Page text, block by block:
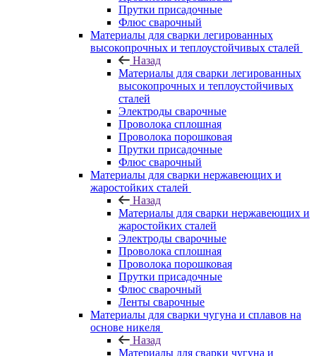
Прутки присадочные
Флюс сварочный
Материалы для сварки легированных
высокопрочных и теплоустойчивых сталей
Назад
Материалы для сварки легированных
высокопрочных и теплоустойчивых
сталей
Электроды сварочные
Проволока сплошная
Проволока порошковая
Прутки присадочные
Флюс сварочный
Материалы для сварки нержавеющих и
жаростойких сталей
Назад
Материалы для сварки нержавеющих и
жаростойких сталей
Электроды сварочные
Проволока сплошная
Проволока порошковая
Прутки присадочные
Флюс сварочный
Ленты сварочные
Материалы для сварки чугуна и сплавов на
основе никеля
Назад
Материалы для сварки чугуна и